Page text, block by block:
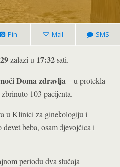
Pin Mail SMS
zalazi u 17:32sati.
Doma zdravlja– u protekla
103 pacijenta.
u Klinici za ginekologiju i
beba, osam djevojčica i
periodu dva slučaja